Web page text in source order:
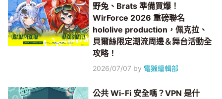
野兔、Brats 準備買爆！
WirForce 2026 重磅聯名
hololive production，佩克拉、
貝爾絲限定潮流周邊＆舞台活動全
攻略！
2026/07/07 by 電獺編輯部
公共 Wi-Fi 安全嗎？VPN 是什